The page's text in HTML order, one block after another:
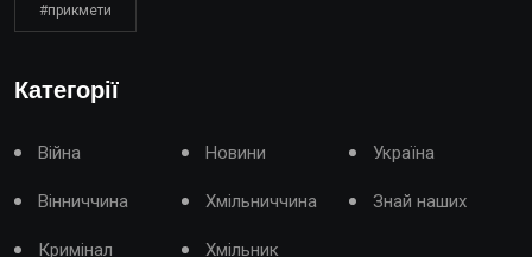
#прикмети
Категорії
Війна Новини Україна
Вінниччина Хмільниччина Знай наших
Кримінал Хмільник